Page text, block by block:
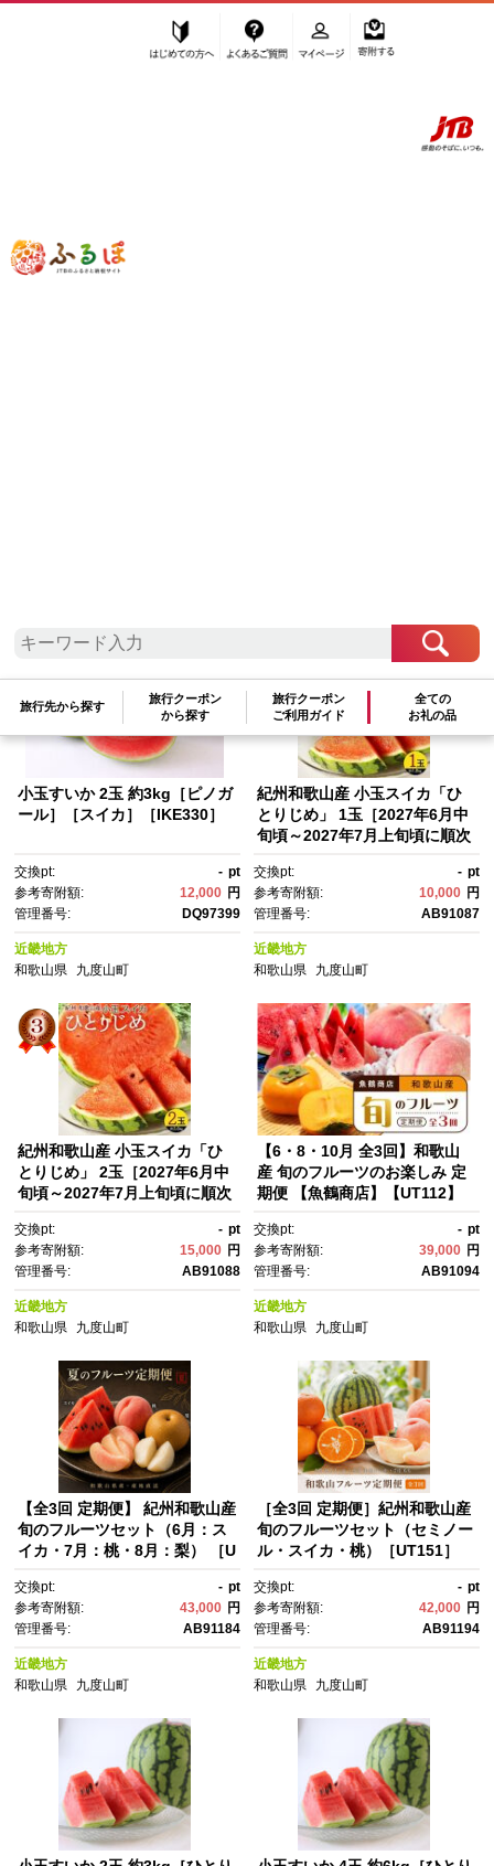
ふるぽ JTBのふるさと納税サイト
旅行先から探す
旅行クーポン
から探す
旅行クーポン
ご利用ガイド
全ての
お礼の品
小玉すいか 2玉 約3kg［ピノガ
ール］［スイカ］［IKE330］
交換pt: - pt
参考寄附額:
12,000 円
管理番号:
DQ97399
近畿地方
和歌山県
九度山町
紀州和歌山産 小玉スイカ「ひ
とりじめ」 1玉［2027年6月中
旬頃～2027年7月上旬頃に順次
交換pt: - pt
参考寄附額:
10,000 円
管理番号:
AB91087
近畿地方
和歌山県
九度山町
紀州和歌山産 小玉スイカ「ひ
とりじめ」 2玉［2027年6月中
旬頃～2027年7月上旬頃に順次
交換pt: - pt
参考寄附額:
15,000 円
管理番号:
AB91088
近畿地方
和歌山県
九度山町
【6・8・10月 全3回】和歌山
産 旬のフルーツのお楽しみ 定
期便 【魚鶴商店】【UT112】
交換pt: - pt
参考寄附額:
39,000 円
管理番号:
AB91094
近畿地方
和歌山県
九度山町
【全3回 定期便】 紀州和歌山産
旬のフルーツセット（6月：ス
イカ・7月：桃・8月：梨） ［U
交換pt: - pt
参考寄附額:
43,000 円
管理番号:
AB91184
近畿地方
和歌山県
九度山町
［全3回 定期便］紀州和歌山産
旬のフルーツセット（セミノー
ル・スイカ・桃）［UT151］
交換pt: - pt
参考寄附額:
42,000 円
管理番号:
AB91194
近畿地方
和歌山県
九度山町